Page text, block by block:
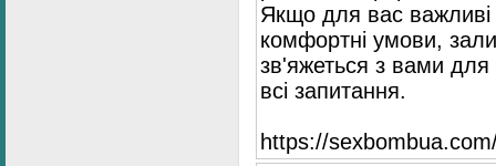
Якщо для вас важливі
комфортні умови,
зв'яжеться з вами для
всі запитання.
https://